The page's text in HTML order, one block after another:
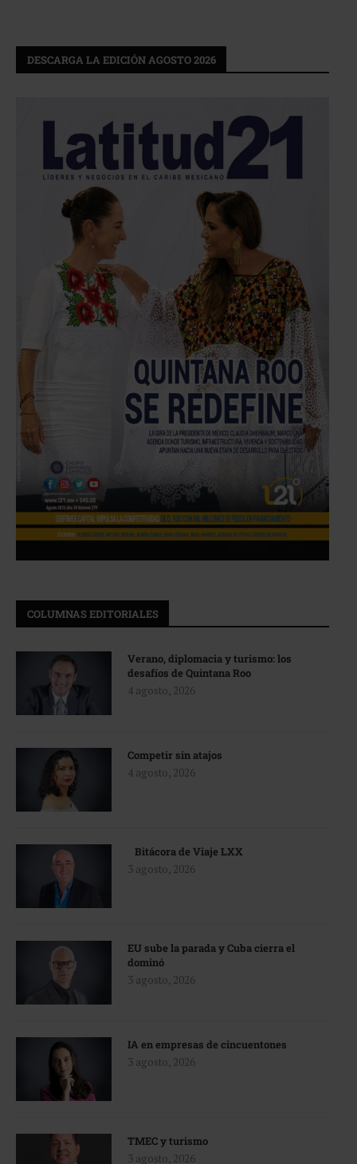
DESCARGA LA EDICIÓN AGOSTO 2026
COLUMNAS EDITORIALES
Verano, diplomacia y turismo: los
desafíos de Quintana Roo
4 agosto, 2026
Competir sin atajos
4 agosto, 2026
Bitácora de Viaje LXX
3 agosto, 2026
EU sube la parada y Cuba cierra el
dominó
3 agosto, 2026
IA en empresas de cincuentones
3 agosto, 2026
TMEC y turismo
3 agosto, 2026